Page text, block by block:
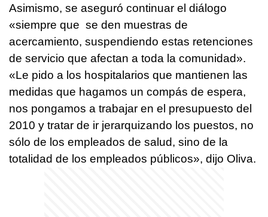
Asimismo, se aseguró continuar el diálogo
«siempre que se den muestras de
acercamiento, suspendiendo estas retenciones
de servicio que afectan a toda la comunidad».
«Le pido a los hospitalarios que mantienen las
medidas que hagamos un compás de espera,
nos pongamos a trabajar en el presupuesto del
2010 y tratar de ir jerarquizando los puestos, no
sólo de los empleados de salud, sino de la
totalidad de los empleados públicos», dijo Oliva.